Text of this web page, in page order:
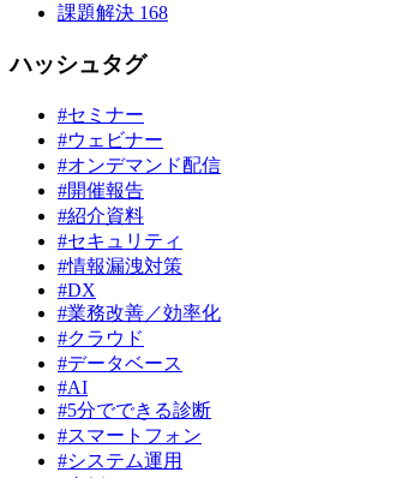
課題解決 168
ハッシュタグ
#セミナー
#ウェビナー
#オンデマンド配信
#開催報告
#紹介資料
#セキュリティ
#情報漏洩対策
#DX
#業務改善／効率化
#クラウド
#データベース
#AI
#5分でできる診断
#スマートフォン
#システム運用